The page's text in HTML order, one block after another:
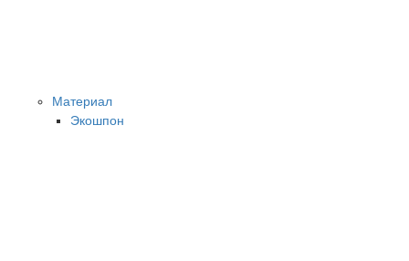
Материал
Экошпон